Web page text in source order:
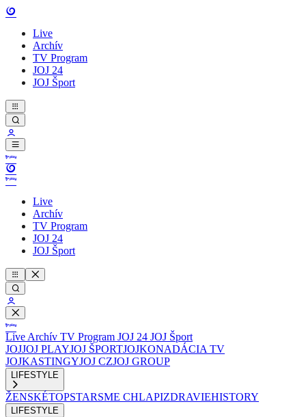
Live
Archív
TV Program
JOJ 24
JOJ Šport
Live
Archív
TV Program
JOJ 24
JOJ Šport
Live Archív TV Program JOJ 24 JOJ Šport
JOJJOJ PLAYJOJ ŠPORTJOJKONADÁCIA TV
JOJKASTINGYJOJ CZJOJ GROUP
LIFESTYLE
ŽENSKÉTOPSTARSME CHLAPIZDRAVIEHISTORY
LIFESTYLE